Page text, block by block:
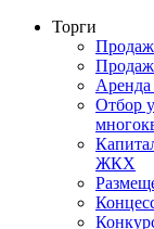
Торги
Отбор
ЖКХ